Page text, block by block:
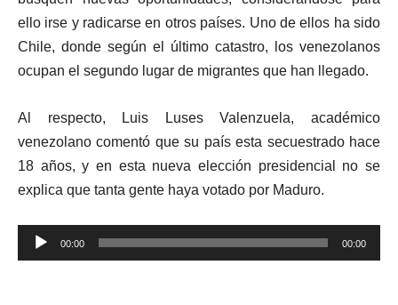
ello irse y radicarse en otros países. Uno de ellos ha sido
Chile, donde según el último catastro, los venezolanos
ocupan el segundo lugar de migrantes que han llegado.
Al respecto, Luis Luses Valenzuela, académico
venezolano comentó que su país esta secuestrado hace
18 años, y en esta nueva elección presidencial no se
explica que tanta gente haya votado por Maduro.
Reproductor
de
00:00 00:00